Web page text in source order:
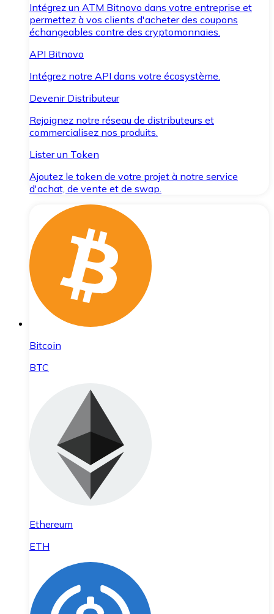
Intégrez un ATM Bitnovo dans votre entreprise et
permettez à vos clients d'acheter des coupons
échangeables contre des cryptomonnaies.
API Bitnovo
Intégrez notre API dans votre écosystème.
Devenir Distributeur
Rejoignez notre réseau de distributeurs et
commercialisez nos produits.
Lister un Token
Ajoutez le token de votre projet à notre service
d'achat, de vente et de swap.
Bitcoin
BTC
Ethereum
ETH